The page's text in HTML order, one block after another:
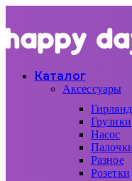
Каталог
Аксессуары
Грузики
Насос
Разное
Розетки